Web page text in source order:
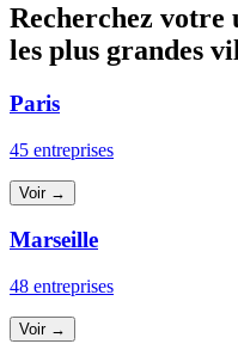
Recherchez votre
les plus grandes
Paris
45 entreprises
Voir →
Marseille
48 entreprises
Voir →